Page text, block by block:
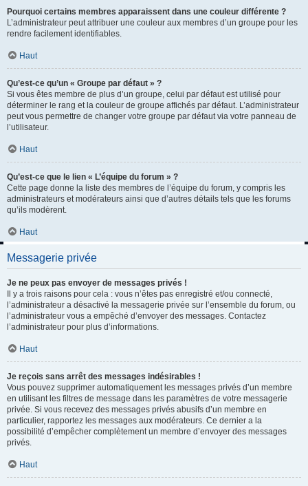
Pourquoi certains membres apparaissent dans une couleur différente ?
L’administrateur peut attribuer une couleur aux membres d’un groupe pour les
rendre facilement identifiables.
Haut
Qu’est-ce qu’un « Groupe par défaut » ?
Si vous êtes membre de plus d’un groupe, celui par défaut est utilisé pour
déterminer le rang et la couleur de groupe affichés par défaut. L’administrateur
peut vous permettre de changer votre groupe par défaut via votre panneau de
l’utilisateur.
Haut
Qu’est-ce que le lien « L’équipe du forum » ?
Cette page donne la liste des membres de l’équipe du forum, y compris les
administrateurs et modérateurs ainsi que d’autres détails tels que les forums
qu’ils modèrent.
Haut
Messagerie privée
Je ne peux pas envoyer de messages privés !
Il y a trois raisons pour cela : vous n’êtes pas enregistré et/ou connecté,
l’administrateur a désactivé la messagerie privée sur l’ensemble du forum, ou
l’administrateur vous a empêché d’envoyer des messages. Contactez
l’administrateur pour plus d’informations.
Haut
Je reçois sans arrêt des messages indésirables !
Vous pouvez supprimer automatiquement les messages privés d’un membre
en utilisant les filtres de message dans les paramètres de votre messagerie
privée. Si vous recevez des messages privés abusifs d’un membre en
particulier, rapportez les messages aux modérateurs. Ce dernier a la
possibilité d’empêcher complètement un membre d’envoyer des messages
privés.
Haut